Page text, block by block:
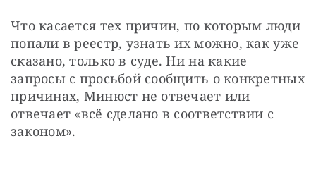
Что касается тех причин, по которым люди
попали в реестр, узнать их можно, как уже
сказано, только в суде. Ни на какие
запросы с просьбой сообщить о конкретных
причинах, Минюст не отвечает или
отвечает «всё сделано в соответствии с
законом».